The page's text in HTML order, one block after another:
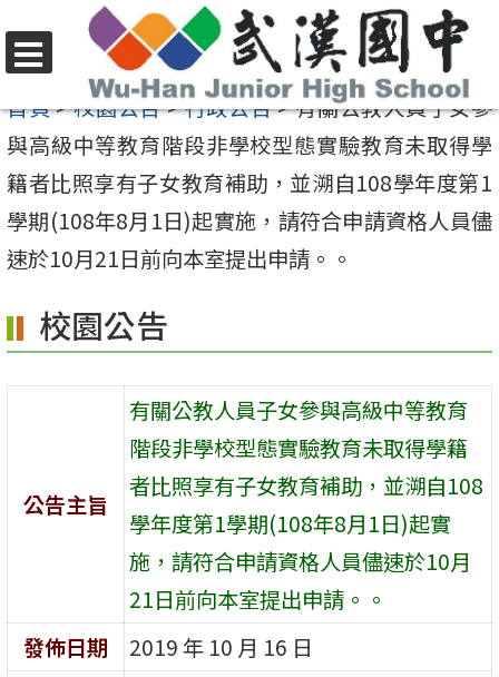
至
要
內
容
區
選
單
首頁>校園公告>行政公告>有關公教人員子女參
與高級中等教育階段非學校型態實驗教育未取得學
籍者比照享有子女教育補助，並溯自108學年度第1
學期(108年8月1日)起實施，請符合申請資格人員儘
速於10月21日前向本室提出申請。。
校園公告
公告主旨
有關公教人員子女參與高級中等教育
階段非學校型態實驗教育未取得學籍
者比照享有子女教育補助，並溯自108
學年度第1學期(108年8月1日)起實
施，請符合申請資格人員儘速於10月
21日前向本室提出申請。。
發佈日期
2019 年 10 月 16 日